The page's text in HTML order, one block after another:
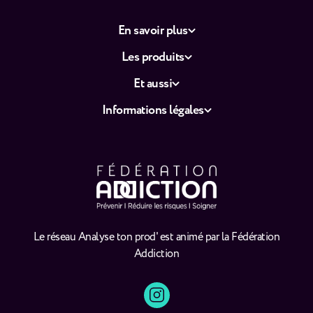
Le réseau Analyse ton prod' est animé par la Fédération
Addiction
En savoir plus
Les produits
Et aussi
Informations légales